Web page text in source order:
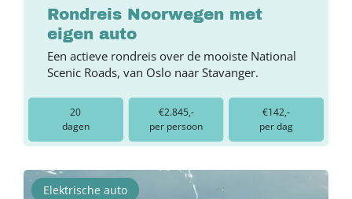
Rondreis Noorwegen met
eigen auto
Een actieve rondreis over de mooiste National
Scenic Roads, van Oslo naar Stavanger.
20
dagen
€2.845,-
per persoon
€142,-
per dag
Elektrische auto